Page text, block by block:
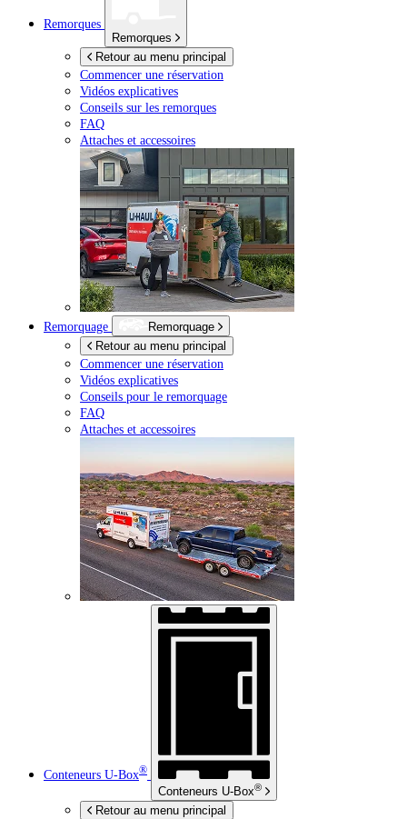
Remorques
Remorques
Retour au menu principal
Commencer une réservation
Vidéos explicatives
Conseils sur les remorques
FAQ
Attaches et accessoires
Remorquage
Remorquage
Retour au menu principal
Commencer une réservation
Vidéos explicatives
Conseils pour le remorquage
FAQ
Attaches et accessoires
Conteneurs U-Box®
Conteneurs U-Box®
Retour au menu principal